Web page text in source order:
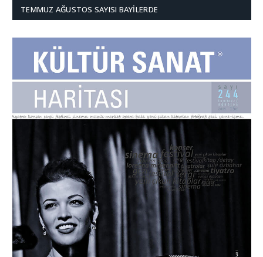
TEMMUZ AĞUSTOS SAYISI BAYILERDE